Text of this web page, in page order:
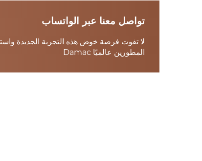
تواصل معنا عبر الواتساب
لا تفوت فرصة خوض هذه التجربة الجديدة
المطورين عالميًا Damac